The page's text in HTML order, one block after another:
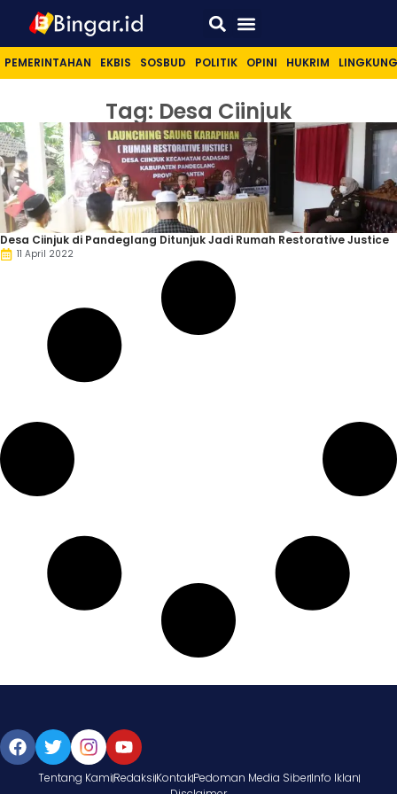
PEMERINTAHAN EKBIS SOSBUD POLITIK OPINI HUKRIM
Tag: Desa Ciinjuk
Desa Ciinjuk di Pandeglang Ditunjuk Jadi Rumah Restorative Justice
11 April 2022
Tentang KamiRedaksiKontakPedoman Media SiberInfo Iklan